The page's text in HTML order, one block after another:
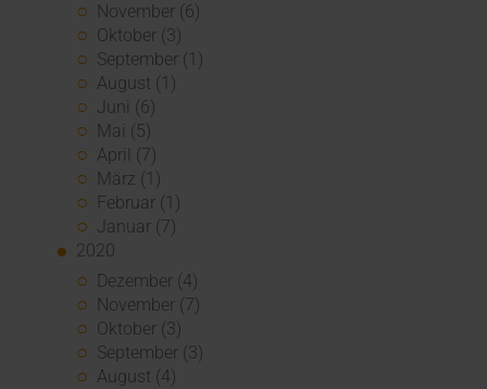
November (6)
Oktober (3)
September (1)
August (1)
Juni (6)
Mai (5)
April (7)
März (1)
Februar (1)
Januar (7)
2020
Dezember (4)
November (7)
Oktober (3)
September (3)
August (4)